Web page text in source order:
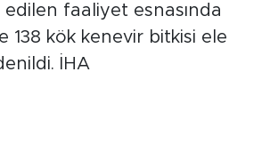
edilen faaliyet esnasında
138 kök kenevir bitkisi ele
İHA